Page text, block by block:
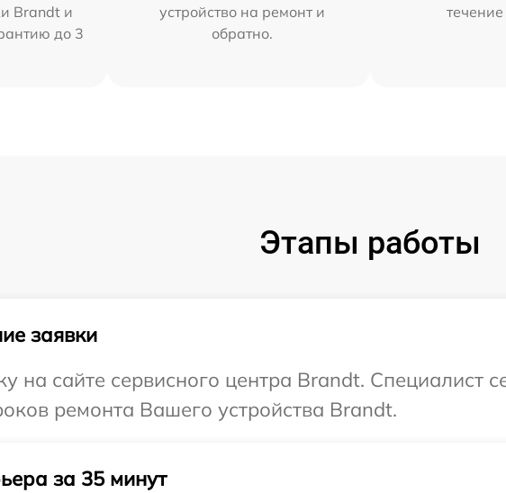
Brandt и
до 3
устройство на ремонт и
обратно.
Этапы работы
заявки
на сайте сервисного центра Brandt. Специалист
ремонта Вашего устройства Brandt.
за 35 минут